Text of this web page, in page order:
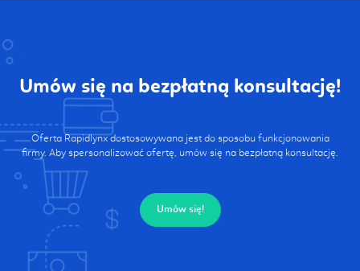
Umów się na bezpłatną konsultację!
Oferta Rapidlynx dostosowywana jest do sposobu funkcjonowania
firmy. Aby spersonalizować ofertę, umów się na bezpłatną konsultację.
Umów się!